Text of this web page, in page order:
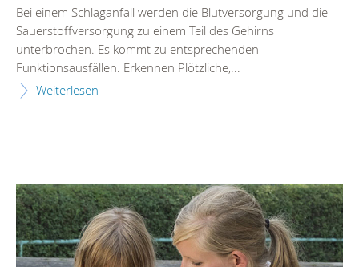
Bei einem Schlaganfall werden die Blutversorgung und die
Sauerstoffversorgung zu einem Teil des Gehirns
unterbrochen. Es kommt zu entsprechenden
Funktionsausfällen. Erkennen Plötzliche,...
Weiterlesen